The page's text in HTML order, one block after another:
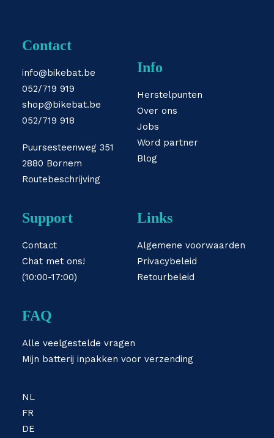
Contact
info@bikebat.be
052/719 919
shop@bikebat.be
052/719 918
Puursesteenweg 351
2880 Bornem
Routebeschrijving
Info
Herstelpunten
Over ons
Jobs
Word partner
Blog
Support
Contact
Chat met ons!
(10:00-17:00)
Links
Algemene voorwaarden
Privacybeleid
Retourbeleid
FAQ
Alle veelgestelde vragen
Mijn batterij inpakken voor verzending
NL
FR
DE